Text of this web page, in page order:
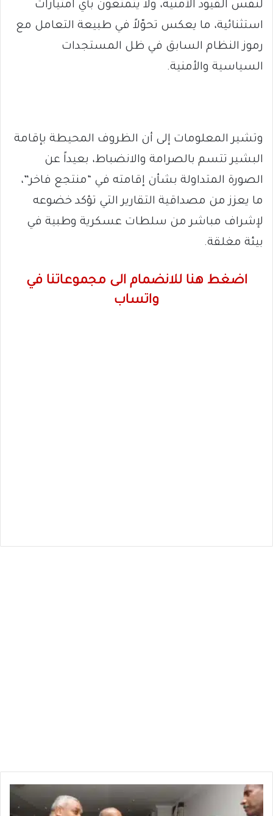
لنفس القيود الأمنية، ولا يتمتعون بأي امتيازات
استثنائية، ما يعكس تحوّلاً في طبيعة التعامل مع
رموز النظام السابق في ظل المستجدات
السياسية والأمنية.
وتشير المعلومات إلى أن الظروف المحيطة بإقامة
البشير تتسم بالصرامة والانضباط، بعيداً عن
الصورة المتداولة بشأن إقامته في “منتجع فاخر”،
ما يعزز من مصداقية التقارير التي تؤكد خضوعه
لإشراف مباشر من سلطات عسكرية وطبية في
بيئة مغلقة.
اضغط هنا للانضمام الى مجموعاتنا في
واتساب
من
قطر..